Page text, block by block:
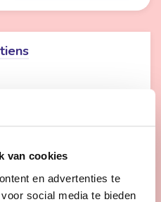
van cookies
en advertenties te
social media te bieden
tijd
praktijk?